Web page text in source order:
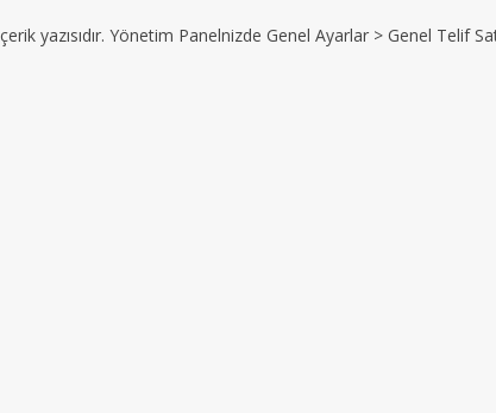
yazısıdır. Yönetim Panelnizde Genel Ayarlar > Genel Telif